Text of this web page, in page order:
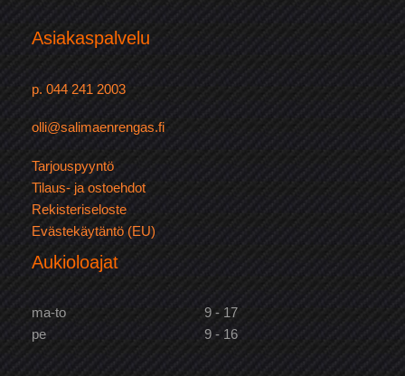
Asiakaspalvelu
p. 044 241 2003
olli@salimaenrengas.fi
Tarjouspyyntö
Tilaus- ja ostoehdot
Rekisteriseloste
Evästekäytäntö (EU)
Aukioloajat
ma-to
9 - 17
pe
9 - 16